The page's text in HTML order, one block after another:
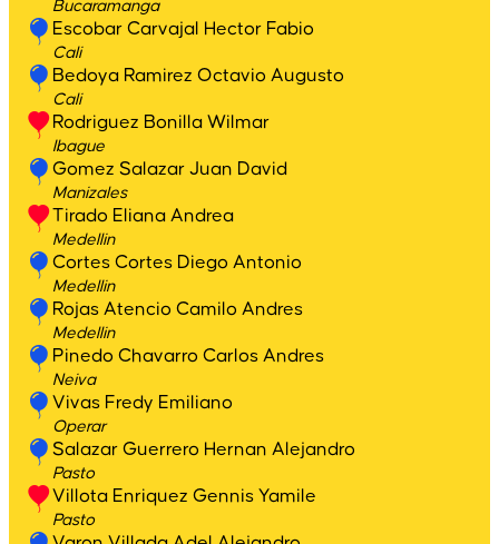
Bucaramanga
Escobar Carvajal Hector Fabio
Cali
Bedoya Ramirez Octavio Augusto
Cali
Rodriguez Bonilla Wilmar
Ibague
Gomez Salazar Juan David
Manizales
Tirado Eliana Andrea
Medellin
Cortes Cortes Diego Antonio
Medellin
Rojas Atencio Camilo Andres
Medellin
Pinedo Chavarro Carlos Andres
Neiva
Vivas Fredy Emiliano
Operar
Salazar Guerrero Hernan Alejandro
Pasto
Villota Enriquez Gennis Yamile
Pasto